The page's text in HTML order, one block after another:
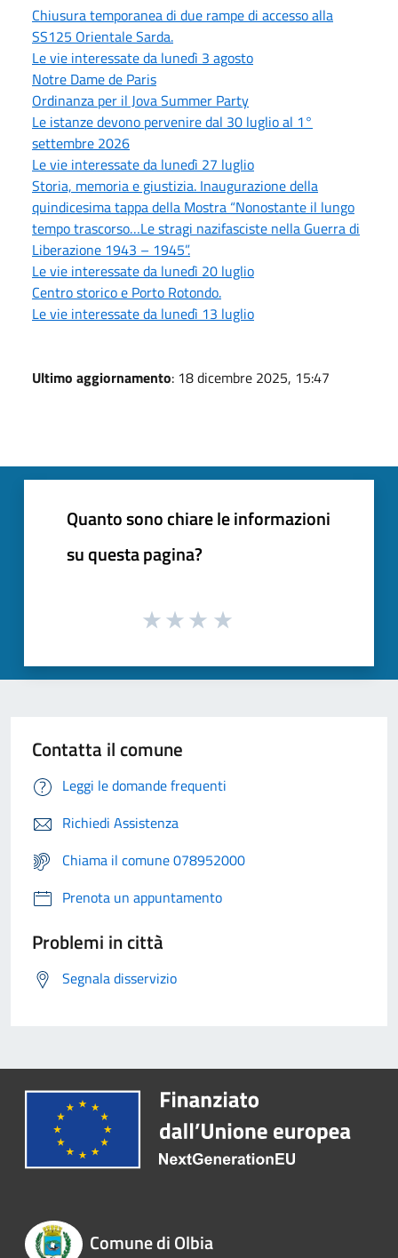
Chiusura temporanea di due rampe di accesso alla
SS125 Orientale Sarda.
Le vie interessate da lunedì 3 agosto
Notre Dame de Paris
Ordinanza per il Jova Summer Party
Le istanze devono pervenire dal 30 luglio al 1°
settembre 2026
Le vie interessate da lunedì 27 luglio
Storia, memoria e giustizia. Inaugurazione della
quindicesima tappa della Mostra “Nonostante il lungo
tempo trascorso…Le stragi nazifasciste nella Guerra di
Liberazione 1943 – 1945”.
Le vie interessate da lunedì 20 luglio
Centro storico e Porto Rotondo.
Le vie interessate da lunedì 13 luglio
Ultimo aggiornamento: 18 dicembre 2025, 15:47
Quanto sono chiare le informazioni
su questa pagina?
Contatta il comune
Leggi le domande frequenti
Richiedi Assistenza
Chiama il comune 078952000
Prenota un appuntamento
Problemi in città
Segnala disservizio
Comune di Olbia